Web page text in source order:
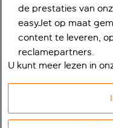
de prestaties van
easyJet op maat
content te leveren,
reclamepartners.
U kunt meer lezen in